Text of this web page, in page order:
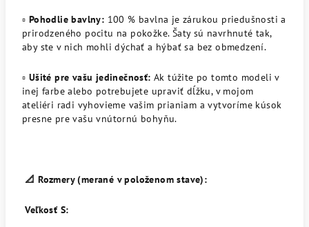
▫️ Pohodlie bavlny: 100 % bavlna je zárukou priedušnosti a
prirodzeného pocitu na pokožke. Šaty sú navrhnuté tak,
aby ste v nich mohli dýchať a hýbať sa bez obmedzení.
▫️ Ušité pre vašu jedinečnosť: Ak túžite po tomto modeli v
inej farbe alebo potrebujete upraviť dĺžku, v mojom
ateliéri radi vyhovieme vašim prianiam a vytvoríme kúsok
presne pre vašu vnútornú bohyňu.
📐 Rozmery (merané v položenom stave):
Veľkosť S: